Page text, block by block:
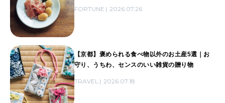
FORTUNE 2026.07.26
【京都】褒められる食べ物以外のお土産5選｜お
守り、うちわ、センスのいい雑貨の贈り物
TRAVEL 2026.07.18